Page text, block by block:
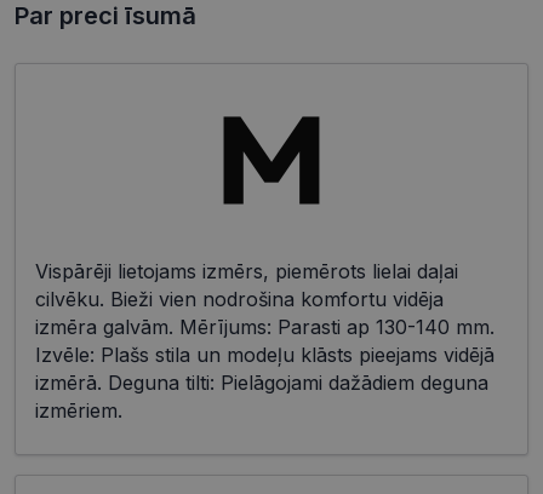
Par preci īsumā
Vispārēji lietojams izmērs, piemērots lielai daļai
cilvēku. Bieži vien nodrošina komfortu vidēja
izmēra galvām. Mērījums: Parasti ap 130-140 mm.
Izvēle: Plašs stila un modeļu klāsts pieejams vidējā
izmērā. Deguna tilti: Pielāgojami dažādiem deguna
izmēriem.